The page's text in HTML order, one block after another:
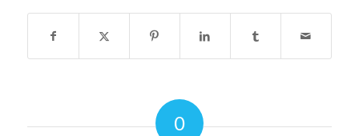
0